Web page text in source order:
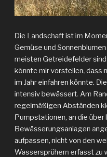
Die Landschaft ist im
Gemüse und
meisten Getreidefelder
könnte mir vorstellen, dass
im Jahr einfahren könnte.
intensiv bewässert. Am
regelmäßigen Abständen
Pumpstationen, an die über
Bewässerungsanlagen
aufpassen, nicht von den
Wassersprühern erfasst zu